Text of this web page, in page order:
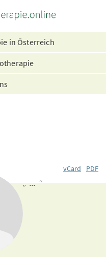
in Österreich
vCard
PDF
„ ... “